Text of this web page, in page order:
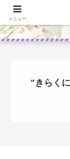
"きらく
メニュー